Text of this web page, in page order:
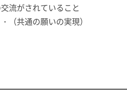
流がされていること
（共通の願いの実現）